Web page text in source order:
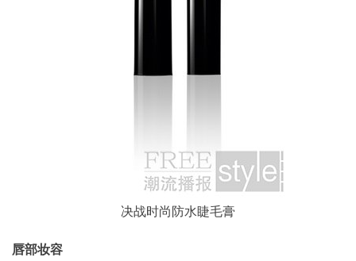
决战时尚防水睫毛膏
唇部妆容